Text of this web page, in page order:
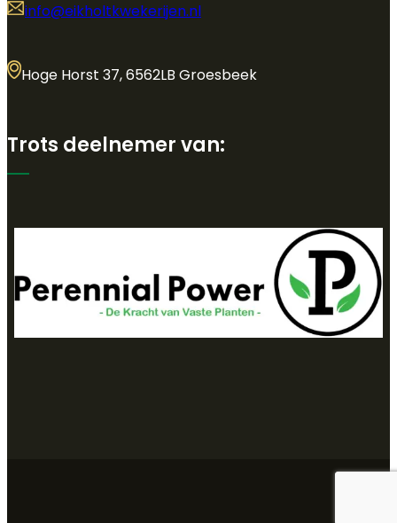
info@eikholtkwekerijen.nl
Hoge Horst 37, 6562LB Groesbeek
Trots deelnemer van: